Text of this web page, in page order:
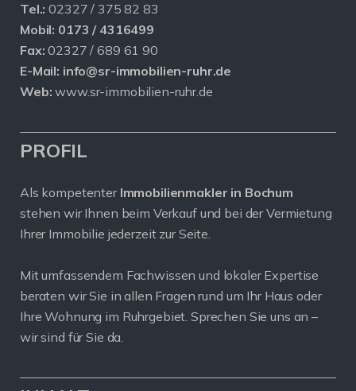
Tel.: 02327 / 375 82 83
Mobil: 0173 / 4316499
Fax: 02327 / 689 61 90
E-Mail: info@sr-immobilien-ruhr.de
Web: www.sr-immobilien-ruhr.de
PROFIL
Als kompetenter Immobilienmakler in Bochum
stehen wir Ihnen beim Verkauf und bei der Vermietung
Ihrer Immobilie jederzeit zur Seite.
Mit umfassendem Fachwissen und lokaler Expertise
beraten wir Sie in allen Fragen rund um Ihr Haus oder
Ihre Wohnung im Ruhrgebiet. Sprechen Sie uns an –
wir sind für Sie da.